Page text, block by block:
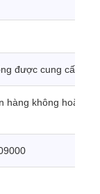
được cung cấp
hàng không hoặc